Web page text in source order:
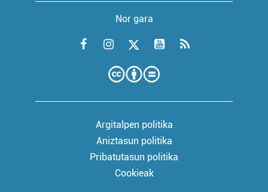
Nor gara
Argitalpen politika
Aniztasun politika
Pribatutasun politika
Cookieak